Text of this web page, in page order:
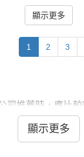
顯示更多
1 2 3
司推薦時，應比較
公司時，建議您從
務和經驗。 品質
顯示更多